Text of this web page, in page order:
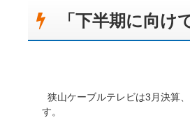
「下半期に向け
狭山ケーブルテレビは3月決算
す。